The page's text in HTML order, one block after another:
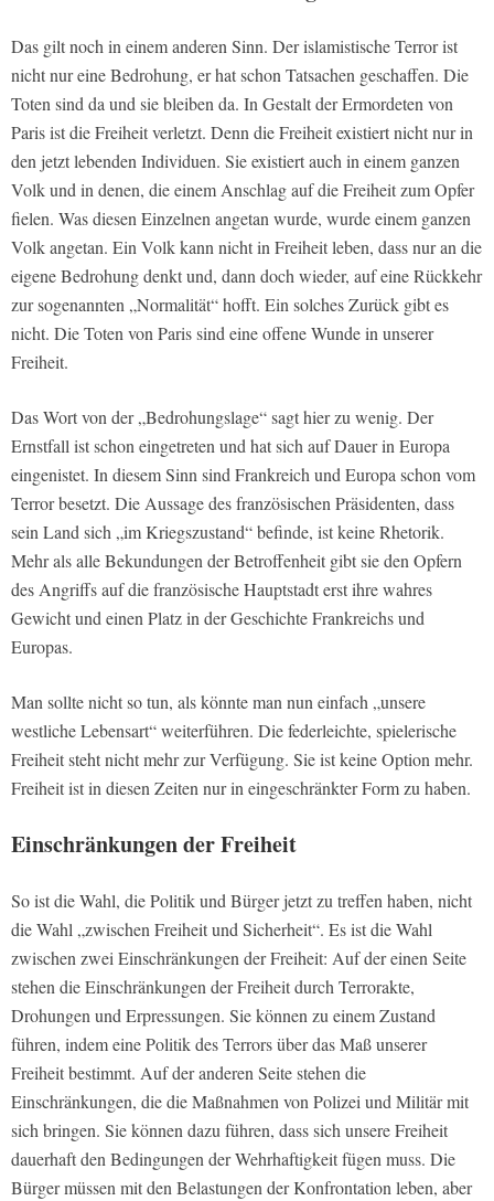
Das gilt noch in einem anderen Sinn. Der islamistische Terror ist
nicht nur eine Bedrohung, er hat schon Tatsachen geschaffen. Die
Toten sind da und sie bleiben da. In Gestalt der Ermordeten von
Paris ist die Freiheit verletzt. Denn die Freiheit existiert nicht nur in
den jetzt lebenden Individuen. Sie existiert auch in einem ganzen
Volk und in denen, die einem Anschlag auf die Freiheit zum Opfer
fielen. Was diesen Einzelnen angetan wurde, wurde einem ganzen
Volk angetan. Ein Volk kann nicht in Freiheit leben, dass nur an die
eigene Bedrohung denkt und, dann doch wieder, auf eine Rückkehr
zur sogenannten „Normalität“ hofft. Ein solches Zurück gibt es
nicht. Die Toten von Paris sind eine offene Wunde in unserer
Freiheit.
Das Wort von der „Bedrohungslage“ sagt hier zu wenig. Der
Ernstfall ist schon eingetreten und hat sich auf Dauer in Europa
eingenistet. In diesem Sinn sind Frankreich und Europa schon vom
Terror besetzt. Die Aussage des französischen Präsidenten, dass
sein Land sich „im Kriegszustand“ befinde, ist keine Rhetorik.
Mehr als alle Bekundungen der Betroffenheit gibt sie den Opfern
des Angriffs auf die französische Hauptstadt erst ihre wahres
Gewicht und einen Platz in der Geschichte Frankreichs und
Europas.
Man sollte nicht so tun, als könnte man nun einfach „unsere
westliche Lebensart“ weiterführen. Die federleichte, spielerische
Freiheit steht nicht mehr zur Verfügung. Sie ist keine Option mehr.
Freiheit ist in diesen Zeiten nur in eingeschränkter Form zu haben.
Einschränkungen der Freiheit
So ist die Wahl, die Politik und Bürger jetzt zu treffen haben, nicht
die Wahl „zwischen Freiheit und Sicherheit“. Es ist die Wahl
zwischen zwei Einschränkungen der Freiheit: Auf der einen Seite
stehen die Einschränkungen der Freiheit durch Terrorakte,
Drohungen und Erpressungen. Sie können zu einem Zustand
führen, indem eine Politik des Terrors über das Maß unserer
Freiheit bestimmt. Auf der anderen Seite stehen die
Einschränkungen, die die Maßnahmen von Polizei und Militär mit
sich bringen. Sie können dazu führen, dass sich unsere Freiheit
dauerhaft den Bedingungen der Wehrhaftigkeit fügen muss. Die
Bürger müssen mit den Belastungen der Konfrontation leben, aber